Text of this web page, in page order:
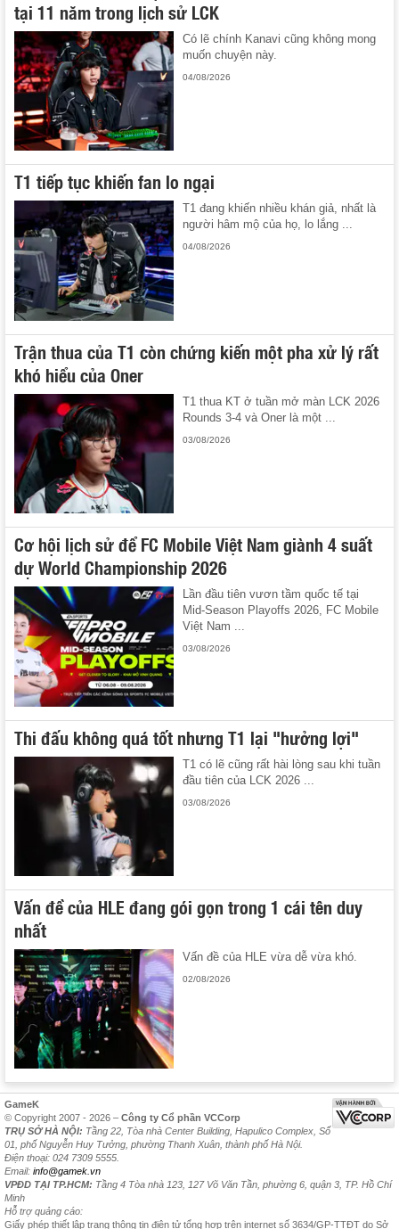
tại 11 năm trong lịch sử LCK
Có lẽ chính Kanavi cũng không mong
muốn chuyện này.
04/08/2026
T1 tiếp tục khiến fan lo ngại
T1 đang khiến nhiều khán giả, nhất là
người hâm mộ của họ, lo lắng ...
04/08/2026
Trận thua của T1 còn chứng kiến một pha xử lý rất
khó hiểu của Oner
T1 thua KT ở tuần mở màn LCK 2026
Rounds 3-4 và Oner là một ...
03/08/2026
Cơ hội lịch sử để FC Mobile Việt Nam giành 4 suất
dự World Championship 2026
Lần đầu tiên vươn tầm quốc tế tại
Mid-Season Playoffs 2026, FC Mobile
Việt Nam ...
03/08/2026
Thi đấu không quá tốt nhưng T1 lại "hưởng lợi"
T1 có lẽ cũng rất hài lòng sau khi tuần
đầu tiên của LCK 2026 ...
03/08/2026
Vấn đề của HLE đang gói gọn trong 1 cái tên duy
nhất
Vấn đề của HLE vừa dễ vừa khó.
02/08/2026
GameK
© Copyright 2007 - 2026 – Công ty Cổ phần VCCorp
TRỤ SỞ HÀ NỘI: Tầng 22, Tòa nhà Center Building, Hapulico Complex, Số
01, phố Nguyễn Huy Tưởng, phường Thanh Xuân, thành phố Hà Nội.
Điện thoại: 024 7309 5555.
Email: info@gamek.vn
VPĐD TẠI TP.HCM: Tầng 4 Tòa nhà 123, 127 Võ Văn Tần, phường 6, quận 3, TP. Hồ Chí
Minh
Hỗ trợ quảng cáo:
Giấy phép thiết lập trang thông tin điện tử tổng hợp trên internet số 3634/GP-TTĐT do Sở